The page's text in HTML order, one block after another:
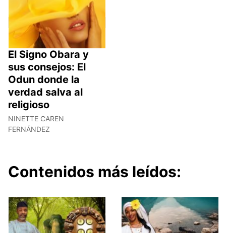
El Signo Obara y
sus consejos: El
Odun donde la
verdad salva al
religioso
NINETTE CAREN
FERNÁNDEZ
Contenidos más leídos: